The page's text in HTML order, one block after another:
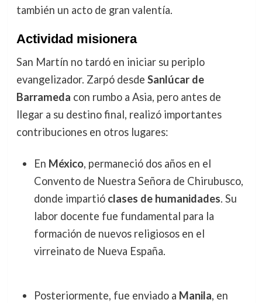
también un acto de gran valentía.
Actividad misionera
San Martín no tardó en iniciar su periplo
evangelizador. Zarpó desde Sanlúcar de
Barrameda con rumbo a Asia, pero antes de
llegar a su destino final, realizó importantes
contribuciones en otros lugares:
En México, permaneció dos años en el
Convento de Nuestra Señora de Chirubusco,
donde impartió clases de humanidades. Su
labor docente fue fundamental para la
formación de nuevos religiosos en el
virreinato de Nueva España.
Posteriormente, fue enviado a Manila, en